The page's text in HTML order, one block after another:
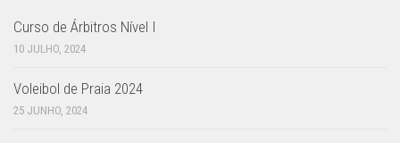
Curso de Árbitros Nível I
10 JULHO, 2024
Voleibol de Praia 2024
25 JUNHO, 2024